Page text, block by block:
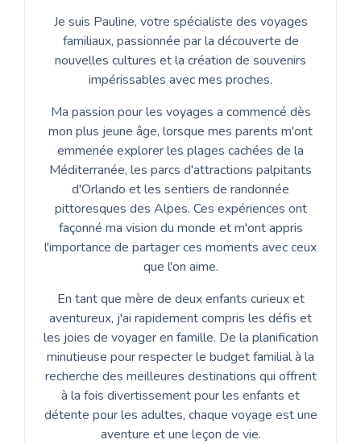
Je suis Pauline, votre spécialiste des voyages
familiaux, passionnée par la découverte de
nouvelles cultures et la création de souvenirs
impérissables avec mes proches.
Ma passion pour les voyages a commencé dès
mon plus jeune âge, lorsque mes parents m'ont
emmenée explorer les plages cachées de la
Méditerranée, les parcs d'attractions palpitants
d'Orlando et les sentiers de randonnée
pittoresques des Alpes. Ces expériences ont
façonné ma vision du monde et m'ont appris
l'importance de partager ces moments avec ceux
que l'on aime.
En tant que mère de deux enfants curieux et
aventureux, j'ai rapidement compris les défis et
les joies de voyager en famille. De la planification
minutieuse pour respecter le budget familial à la
recherche des meilleures destinations qui offrent
à la fois divertissement pour les enfants et
détente pour les adultes, chaque voyage est une
aventure et une leçon de vie.